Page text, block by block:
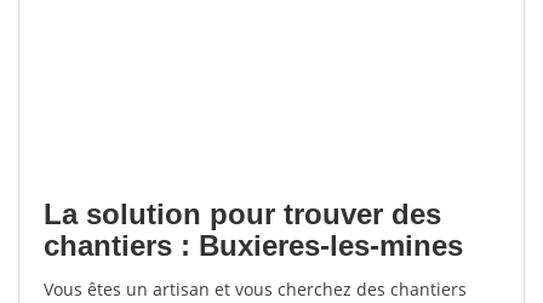
La solution pour trouver des
chantiers : Buxieres-les-mines
Vous êtes un artisan et vous cherchez des chantiers